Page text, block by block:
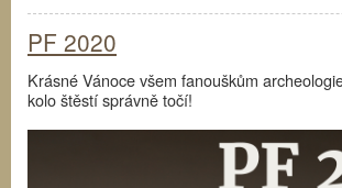
PF 2020
Krásné Vánoce všem fanouškům
kolo štěstí správně točí!